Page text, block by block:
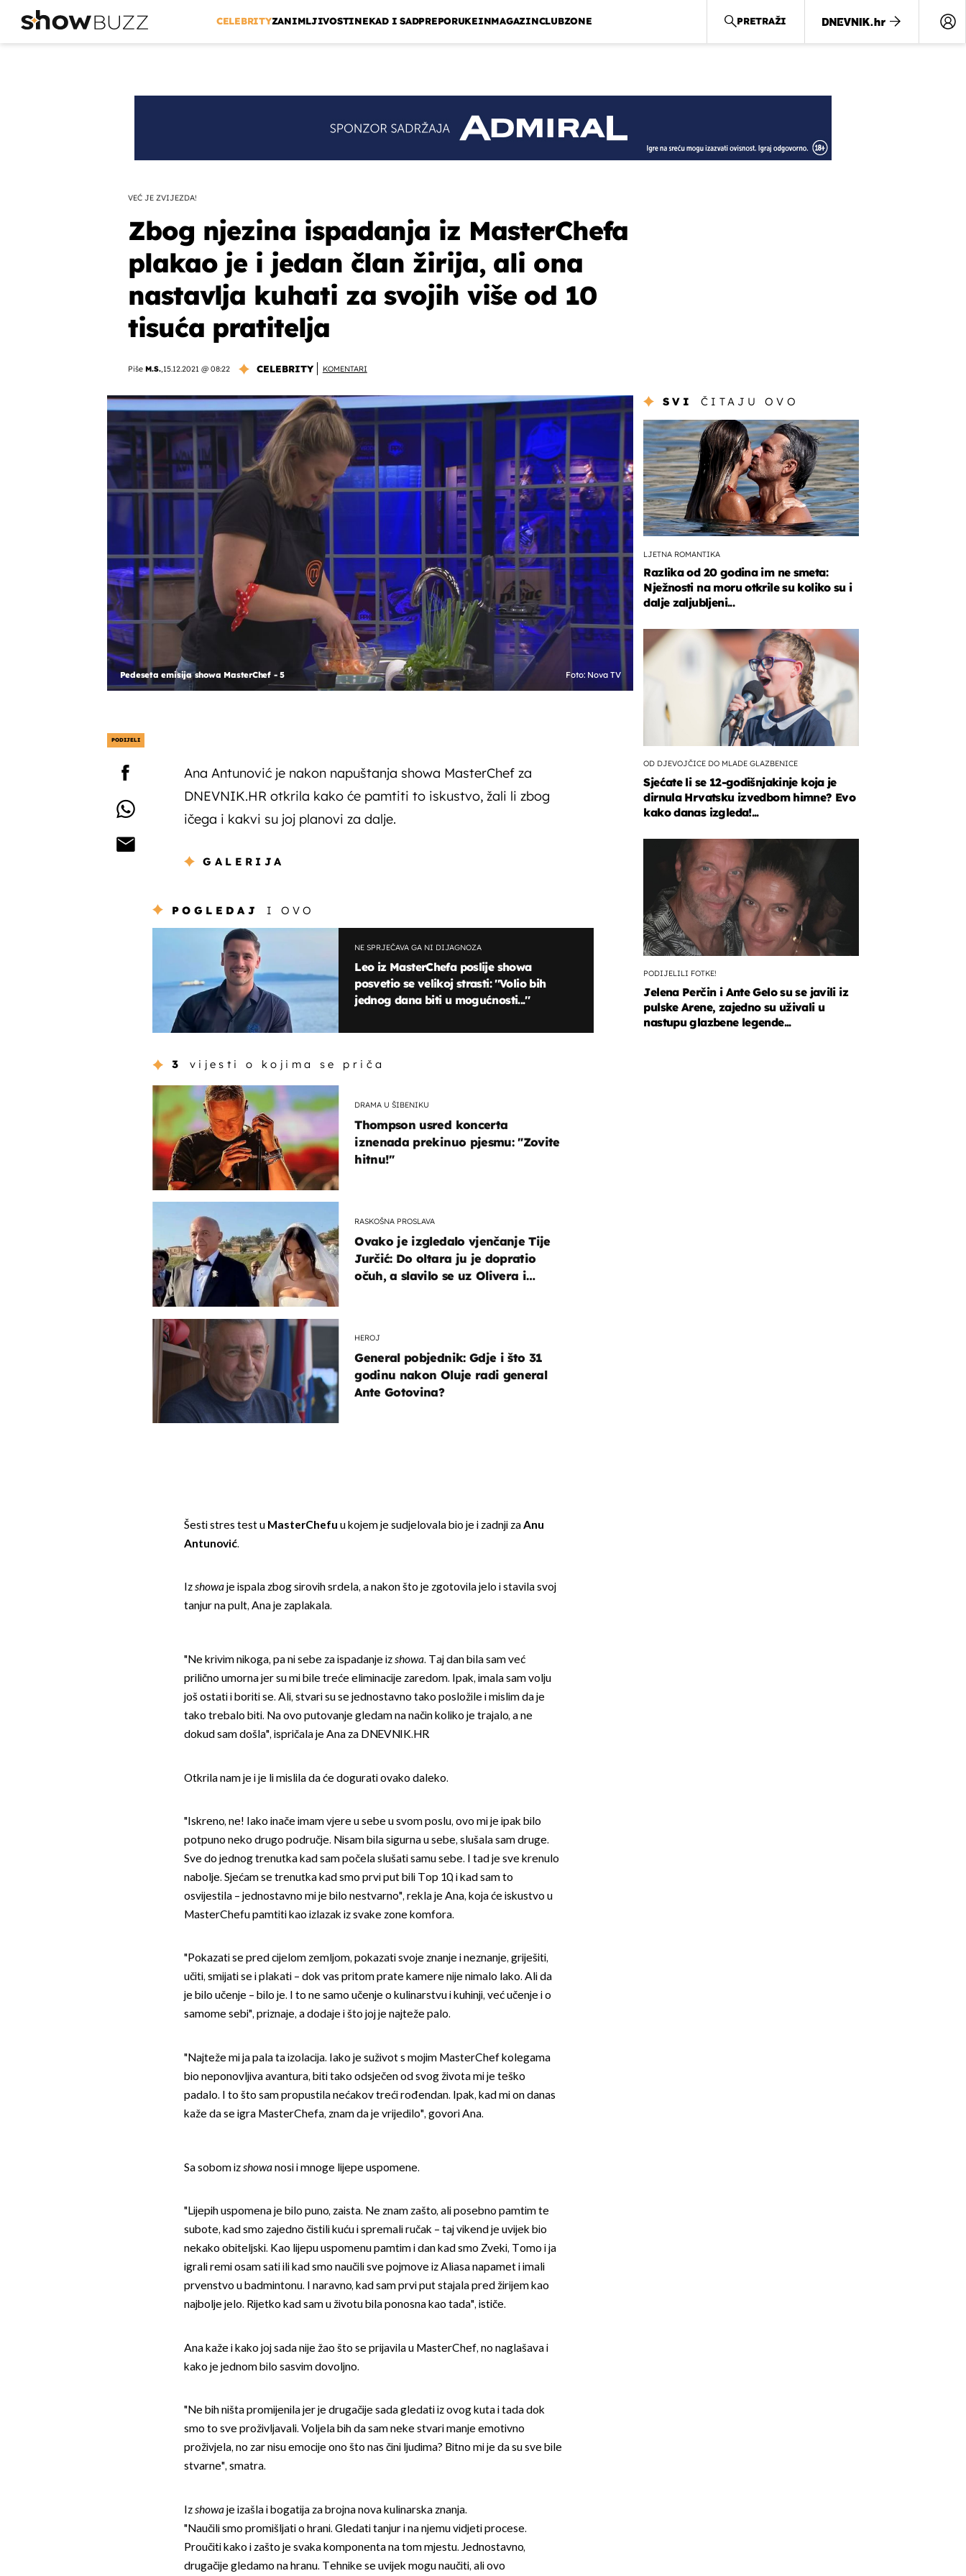
CELEBRITYZANIMLJIVOSTINEKAD I SADPREPORUKEINMAGAZINCLUBZONE PRETRAŽI
VEĆ JE ZVIJEZDA!
Zbog njezina ispadanja iz MasterChefa
plakao je i jedan član žirija, ali ona
nastavlja kuhati za svojih više od 10
tisuća pratitelja
Piše M.S.,15.12.2021 @ 08:22 CELEBRITY KOMENTARI
Pedeseta emisija showa MasterChef - 5 Foto: Nova TV
PODIJELI
Ana Antunović je nakon napuštanja showa MasterChef za
DNEVNIK.HR otkrila kako će pamtiti to iskustvo, žali li zbog
ičega i kakvi su joj planovi za dalje.
GALERIJA
POGLEDAJ I OVO
NE SPRJEČAVA GA NI DIJAGNOZA
Leo iz MasterChefa poslije showa
posvetio se velikoj strasti: ''Volio bih
jednog dana biti u mogućnosti...''
3 vijesti o kojima se priča
DRAMA U ŠIBENIKU
Thompson usred koncerta
iznenada prekinuo pjesmu: "Zovite
hitnu!"
RASKOŠNA PROSLAVA
Ovako je izgledalo vjenčanje Tije
Jurčić: Do oltara ju je dopratio
očuh, a slavilo se uz Olivera i
HEROJ
General pobjednik: Gdje i što 31
godinu nakon Oluje radi general
Ante Gotovina?
Šesti stres test u MasterChefu u kojem je sudjelovala bio je i zadnji zaAnu
Antunović.
Izshowaje ispala zbog sirovih srdela, a nakon što je zgotovila jelo i stavila svoj
tanjur na pult, Ana je zaplakala.
"Ne krivim nikoga, pa ni sebe za ispadanje izshowa. Taj dan bila sam već
prilično umorna jer su mi bile treće eliminacije zaredom. Ipak, imala sam volju
još ostati i boriti se. Ali, stvari su se jednostavno tako posložile i mislim da je
tako trebalo biti. Na ovo putovanje gledam na način koliko je trajalo, a ne
dokud sam došla", ispričala je Ana za DNEVNIK.HR.
Otkrila nam je i je li mislila da će dogurati ovako daleko.
"Iskreno, ne! Iako inače imam vjere u sebe u svom poslu, ovo mi je ipak bilo
potpuno neko drugo područje. Nisam bila sigurna u sebe, slušala sam druge.
Sve do jednog trenutka kad sam počela slušati samu sebe. I tad je sve krenulo
nabolje. Sjećam se trenutka kad smo prvi put bili Top 10, i kad sam to
osvijestila – jednostavno mi je bilo nestvarno", rekla je Ana, koja će iskustvo u
MasterChefu pamtiti kao izlazak iz svake zone komfora.
"Pokazati se pred cijelom zemljom, pokazati svoje znanje i neznanje, griješiti,
učiti, smijati se i plakati – dok vas pritom prate kamere nije nimalo lako. Ali da
je bilo učenje – bilo je. I to ne samo učenje o kulinarstvu i kuhinji, već učenje i o
samome sebi", priznaje, a dodaje i što joj je najteže palo.
"Najteže mi ja pala ta izolacija. Iako je suživot s mojim MasterChef kolegama
bio neponovljiva avantura, biti tako odsječen od svog života mi je teško
padalo. I to što sam propustila nećakov treći rođendan. Ipak, kad mi on danas
kaže da se igra MasterChefa, znam da je vrijedilo", govori Ana.
Sa sobom izshowanosi i mnoge lijepe uspomene.
"Lijepih uspomena je bilo puno, zaista. Ne znam zašto, ali posebno pamtim te
subote, kad smo zajedno čistili kuću i spremali ručak – taj vikend je uvijek bio
nekako obiteljski. Kao lijepu uspomenu pamtim i dan kad smo Zveki, Tomo i ja
igrali remi osam sati ili kad smo naučili sve pojmove iz Aliasa napamet i imali
prvenstvo u badmintonu. I naravno, kad sam prvi put stajala pred žirijem kao
najbolje jelo. Rijetko kad sam u životu bila ponosna kao tada", ističe.
Ana kaže i kako joj sada nije žao što se prijavila u MasterChef, no naglašava i
kako je jednom bilo sasvim dovoljno.
"Ne bih ništa promijenila jer je drugačije sada gledati iz ovog kuta i tada dok
smo to sve proživljavali. Voljela bih da sam neke stvari manje emotivno
proživjela, no zar nisu emocije ono što nas čini ljudima? Bitno mi je da su sve bile
stvarne", smatra.
Izshowaje izašla i bogatija za brojna nova kulinarska znanja.
"Naučili smo promišljati o hrani. Gledati tanjur i na njemu vidjeti procese.
Proučiti kako i zašto je svaka komponenta na tom mjestu. Jednostavno,
drugačije gledamo na hranu. Tehnike se uvijek mogu naučiti, ali ovo
SVI ČITAJU OVO
LJETNA ROMANTIKA
Razlika od 20 godina im ne smeta:
Nježnosti na moru otkrile su koliko su i
dalje zaljubljeni...
OD DJEVOJČICE DO MLADE GLAZBENICE
Sjećate li se 12-godišnjakinje koja je
dirnula Hrvatsku izvedbom himne? Evo
kako danas izgleda!...
PODIJELILI FOTKE!
Jelena Perčin i Ante Gelo su se javili iz
pulske Arene, zajedno su uživali u
nastupu glazbene legende...
OMOGUĆI OBAVIJESTI